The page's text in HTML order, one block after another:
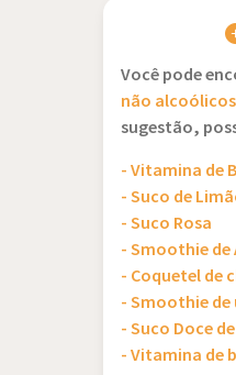
Você pode
não alcoólicos
sugestão,
- Vitamina de
- Suco de
- Suco Rosa
- Smoothie de
- Coquetel de
- Smoothie de
- Suco Doce
- Vitamina de